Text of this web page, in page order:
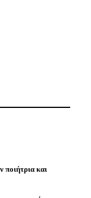
ποιήτρια και